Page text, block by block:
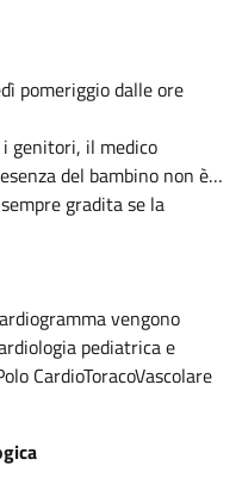
pomeriggio dalle ore
genitori, il medico
del bambino non è
gradita se la
vengono
pediatrica e
CardioToracoVascolare